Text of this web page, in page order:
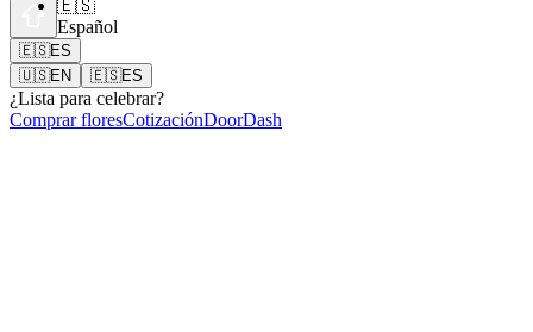
🇪🇸
Español
🇪🇸ES
🇺🇸EN 🇪🇸ES
¿Lista para celebrar?
Comprar floresCotizaciónDoorDash